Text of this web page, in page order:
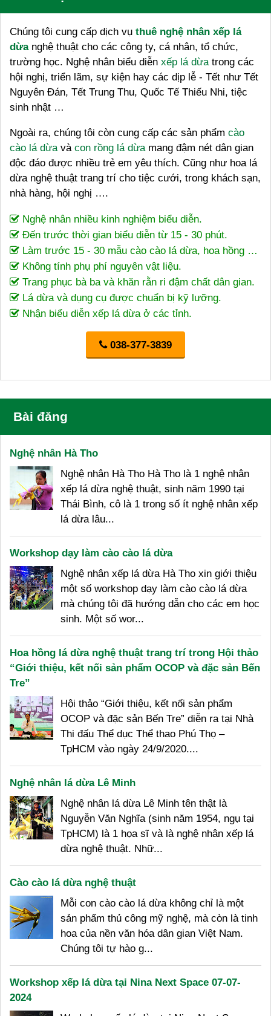
Chúng tôi cung cấp dịch vụ thuê nghệ nhân xếp lá
dừanghệ thuật cho các công ty, cá nhân, tổ chức,
trường học. Nghệ nhân biểu diễn xếp lá dừatrong các
hội nghị, triển lãm, sự kiện hay các dịp lễ - Tết như Tết
Nguyên Đán, Tết Trung Thu, Quốc Tế Thiếu Nhi, tiệc
sinh nhật …
Ngoài ra, chúng tôi còn cung cấp các sản phẩm cào
cào lá dừavà con rồng lá dừamang đậm nét dân gian
độc đáo được nhiều trẻ em yêu thích. Cũng như hoa lá
dừa nghệ thuật trang trí cho tiệc cưới, trong khách sạn,
nhà hàng, hội nghị ….
Nghệ nhân nhiều kinh nghiệm biểu diễn.
Đến trước thời gian biểu diễn từ 15 - 30 phút.
Làm trước 15 - 30 mẫu cào cào lá dừa, hoa hồng …
Không tính phụ phí nguyên vật liệu.
Trang phục bà ba và khăn rằn ri đậm chất dân gian.
Lá dừa và dụng cụ được chuẩn bị kỹ lưỡng.
Nhận biểu diễn xếp lá dừa ở các tỉnh.
038-377-3839
Bài đăng
Nghệ nhân Hà Tho
Nghệ nhân Hà Tho Hà Tho là 1 nghệ nhân
xếp lá dừa nghệ thuật, sinh năm 1990 tại
Thái Bình, cô là 1 trong số ít nghệ nhân xếp
lá dừa lâu...
Workshop dạy làm cào cào lá dừa
Nghệ nhân xếp lá dừa Hà Tho xin giới thiệu
một số workshop dạy làm cào cào lá dừa
mà chúng tôi đã hướng dẫn cho các em học
sinh. Một số wor...
Hoa hồng lá dừa nghệ thuật trang trí trong Hội thảo
“Giới thiệu, kết nối sản phẩm OCOP và đặc sản Bến
Tre”
Hội thảo “Giới thiệu, kết nối sản phẩm
OCOP và đặc sản Bến Tre” diễn ra tại Nhà
Thi đấu Thể dục Thể thao Phú Thọ –
TpHCM vào ngày 24/9/2020....
Nghệ nhân lá dừa Lê Minh
Nghệ nhân lá dừa Lê Minh tên thật là
Nguyễn Văn Nghĩa (sinh năm 1954, ngụ tại
TpHCM) là 1 họa sĩ và là nghệ nhân xếp lá
dừa nghệ thuật. Nhữ...
Cào cào lá dừa nghệ thuật
Mỗi con cào cào lá dừa không chỉ là một
sản phẩm thủ công mỹ nghệ, mà còn là tinh
hoa của nền văn hóa dân gian Việt Nam.
Chúng tôi tự hào g...
Workshop xếp lá dừa tại Nina Next Space 07-07-
2024